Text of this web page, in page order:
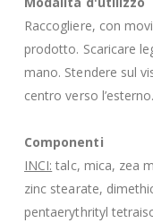
Raccogliere, con
prodotto. Scaricare
mano. Stendere sul
centro verso l’esterno.
Componenti
INCI: talc, mica, zea
zinc stearate,
pentaerythrityl